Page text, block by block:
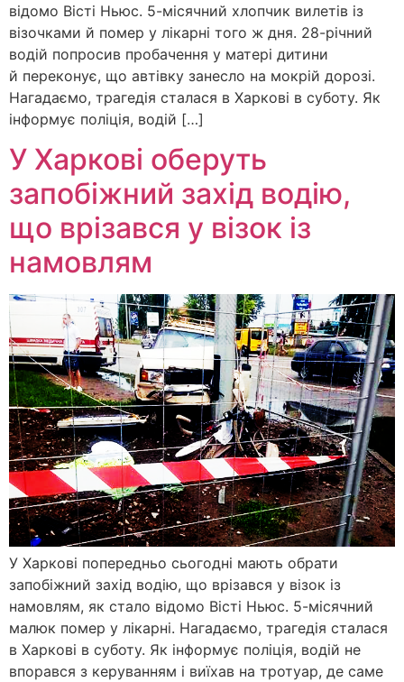
відомо Вісті Ньюс. 5-місячний хлопчик вилетів із
візочками й помер у лікарні того ж дня. 28-річний
водій попросив пробачення у матері дитини
й переконує, що автівку занесло на мокрій дорозі.
Нагадаємо, трагедія сталася в Харкові в суботу. Як
інформує поліція, водій […]
У Харкові оберуть
запобіжний захід водію,
що врізався у візок із
намовлям
У Харкові попередньо сьогодні мають обрати
запобіжний захід водію, що врізався у візок із
намовлям, як стало відомо Вісті Ньюс. 5-місячний
малюк помер у лікарні. Нагадаємо, трагедія сталася
в Харкові в суботу. Як інформує поліція, водій не
впорався з керуванням і виїхав на тротуар, де саме